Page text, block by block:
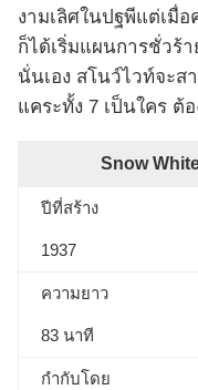
งามเลิศในปฐพีแต่เมื่
ก็ได้เริ่มแผนการชั่วร้
นั่นเอง สโนว์ไวท์จะส
แคระทั้ง 7 เป็นใคร ต้
Snow
ปีที่สร้าง
1937
ความยาว
83 นาที
กำกับโดย